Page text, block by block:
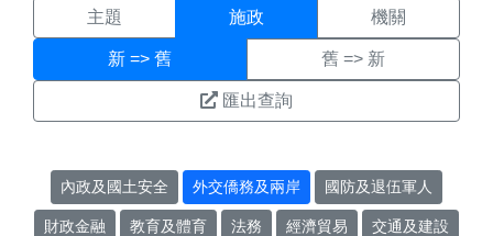
主題 施政 機關
新 => 舊 舊 => 新
匯出查詢
內政及國土安全 外交僑務及兩岸 國防及退伍軍人
財政金融 教育及體育 法務 經濟貿易 交通及建設